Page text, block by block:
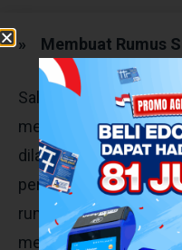
» Membuat Rumus
Salah satu
menggunakan Excel
dilakukan secara
perhitungan tersebut,
rumus. Rumus yang
menghitung saldo